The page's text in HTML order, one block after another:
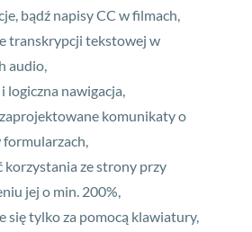
bądź napisy CC w filmach,
transkrypcji tekstowej w
audio,
logiczna nawigacja,
komunikaty o
formularzach,
korzystania ze strony przy
jej o min. 200%,
się tylko za pomocą klawiatury,